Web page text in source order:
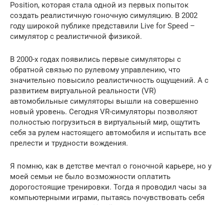
Position, которая стала одной из первых попыток
создать реалистичную гоночную симуляцию. В 2002
году широкой публике представили Live for Speed –
симулятор с реалистичной физикой.
В 2000-х годах появились первые симуляторы с
обратной связью по рулевому управлению, что
значительно повысило реалистичность ощущений. А с
развитием виртуальной реальности (VR)
автомобильные симуляторы вышли на совершенно
новый уровень. Сегодня VR-симуляторы позволяют
полностью погрузиться в виртуальный мир, ощутить
себя за рулем настоящего автомобиля и испытать все
прелести и трудности вождения.
Я помню, как в детстве мечтал о гоночной карьере, но у
моей семьи не было возможности оплатить
дорогостоящие тренировки. Тогда я проводил часы за
компьютерными играми, пытаясь почувствовать себя